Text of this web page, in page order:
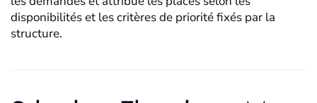
disponibilités et les critères de priorité fixés par la
structure.